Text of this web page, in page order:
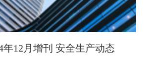
年12月增刊 安全生产动态